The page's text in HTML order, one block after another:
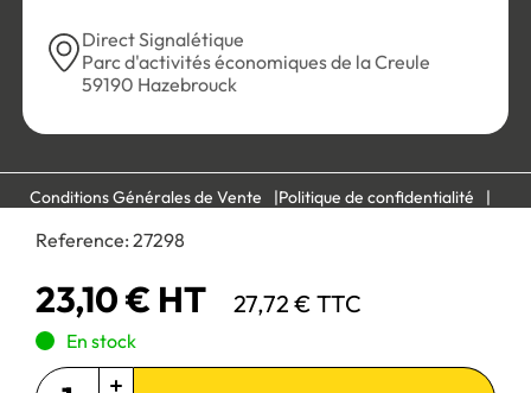
Reference: 27298
23,10 € HT 27,72 € TTC
En stock
Direct Signalétique
Parc d'activités économiques de la Creule
59190 Hazebrouck
Conditions Générales de Vente
Politique de confidentialité
Mentions légales
Paiement 100% sécurisé :